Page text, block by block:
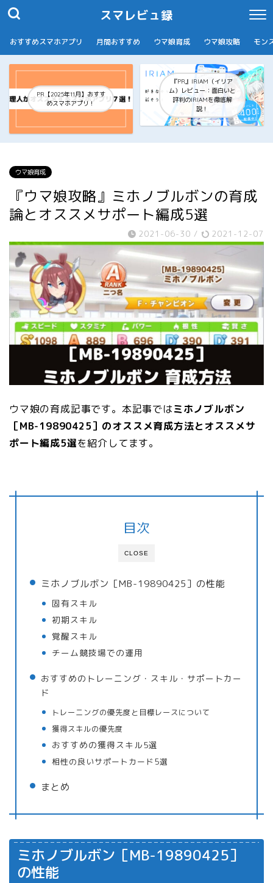
スマレビュ録
おすすめスマホアプリ 月間おすすめ ウマ娘育成 ウマ娘攻略 モン
PR【2025年11月】おすす
めスマホアプリ！
『PR』IRIAM（イリア
ム）レビュー：面白いと
評判のIRIAMを徹底解
説！
ウマ娘育成
『ウマ娘攻略』ミホノブルボンの育成
論とオススメサポート編成5選
2021-06-30 / 2021-12-07
ウマ娘の育成記事です。本記事ではミホノブルボン
［MB-19890425］のオススメ育成方法とオススメサ
ポート編成5選を紹介してます。
CLOSE
目次
ミホノブルボン［MB-19890425］の性能
固有スキル
初期スキル
覚醒スキル
チーム競技場での運用
おすすめのトレーニング・スキル・サポートカー
ド
トレーニングの優先度と目標レースについて
獲得スキルの優先度
おすすめの獲得スキル5選
相性の良いサポートカード5選
まとめ
ミホノブルボン［MB-19890425］
の性能